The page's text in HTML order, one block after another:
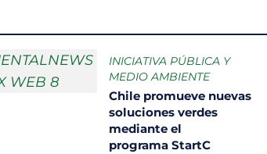
INICIATIVA PÚBLICA Y
MEDIO AMBIENTE
Chile promueve nuevas
soluciones verdes
mediante el
programa StartC